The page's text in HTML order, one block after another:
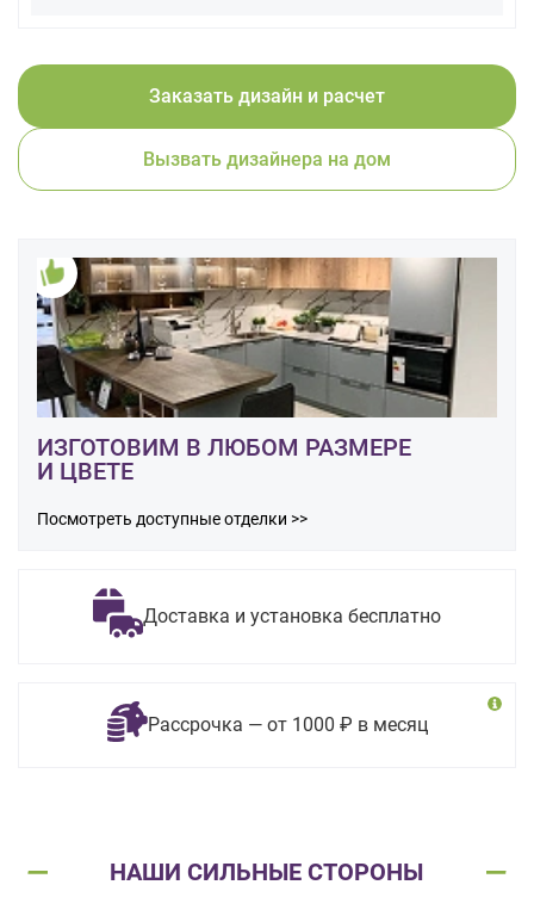
Заказать дизайн и расчет
Вызвать дизайнера на дом
ИЗГОТОВИМ В ЛЮБОМ РАЗМЕРЕ
И ЦВЕТЕ
Посмотреть доступные отделки >>
Доставка и установка бесплатно
Рассрочка — от 1000 ₽ в месяц
НАШИ СИЛЬНЫЕ СТОРОНЫ